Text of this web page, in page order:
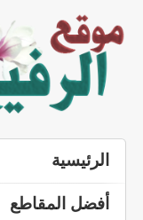
الرئيسية
أفضل المقاطع